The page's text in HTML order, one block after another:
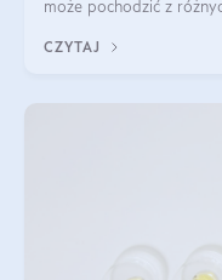
może pochodzić z
sprawdza się kolagen
CZYTAJ